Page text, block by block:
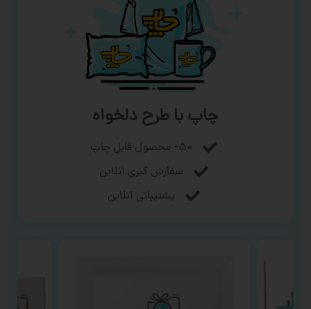
چاپ با طرح دلخواه
۵۰+ محصول قابل چاپ
سفارش گیری آنلاین
پشتیبانی آنلاین